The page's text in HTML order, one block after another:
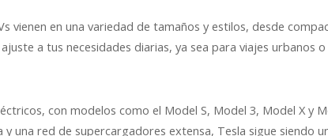
vienen en una variedad de tamaños y estilos, desde
a tus necesidades diarias, ya sea para viajes urbanos o
con modelos como el Model S, Model 3, Model X y
una red de supercargadores extensa, Tesla sigue siendo